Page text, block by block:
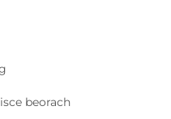
beorach